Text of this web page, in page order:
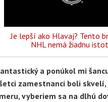
Je lepší ako Hlavaj? Tento
NHL nemá žiadnu
a ponúkol mi
zamestnanci boli
vyberiem sa na dlhú